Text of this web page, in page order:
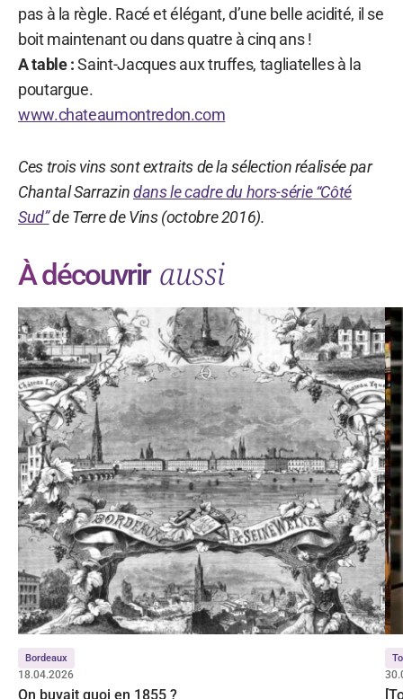
pas à la règle. Racé et élégant, d’une belle acidité, il se
boit maintenant ou dans quatre à cinq ans !
A table :Saint-Jacques aux truffes, tagliatelles à la
poutargue.
www.chateaumontredon.com
Ces trois vins sont extraits de la sélection réalisée par
Chantal Sarrazindans le cadre du hors-série “Côté
Sud”de Terre de Vins (octobre 2016).
À découvrir aussi
Bordeaux
18.04.2026
On buvait quoi en 1855 ?